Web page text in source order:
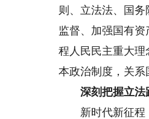
则、立法法、国
监督、加强国有
程人民民主重大
本政治制度，关系
深刻把握立法
新时代新征程，